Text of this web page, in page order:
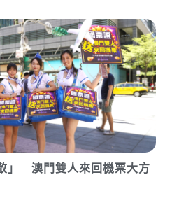
」 澳門雙人來回機票大方